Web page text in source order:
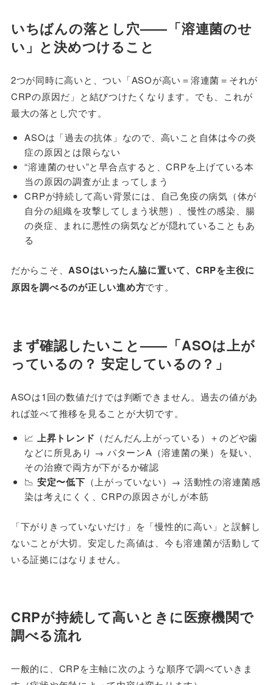
いちばんの落とし穴——「溶連菌のせ
い」と決めつけること
2つが同時に高いと、つい「ASOが高い＝溶連菌＝それが
CRPの原因だ」と結びつけたくなります。でも、これが
最大の落とし穴です。
ASOは「過去の抗体」なので、高いこと自体は今の炎
症の原因とは限らない
“溶連菌のせい”と早合点すると、CRPを上げている本
当の原因の調査が止まってしまう
CRPが持続して高い背景には、自己免疫の病気（体が
自分の組織を攻撃してしまう状態）、慢性の感染、腸
の炎症、まれに悪性の病気などが隠れていることもあ
る
だからこそ、 ASOはいったん脇に置いて、CRPを主役に
原因を調べるのが正しい進め方です。
まず確認したいこと——「ASOは上が
っているの？ 安定しているの？」
ASOは1回の数値だけでは判断できません。過去の値があ
れば並べて推移を見ることが大切です。
📈 上昇トレンド （だんだん上がっている）＋のどや歯
などに所見あり → パターンA（溶連菌の巣）を疑い、
その治療で両方が下がるか確認
📉 安定〜低下 （上がっていない）→ 活動性の溶連菌感
染は考えにくく、CRPの原因さがしが本筋
「下がりきっていないだけ」を「慢性的に高い」と誤解し
ないことが大切。安定した高値は、今も溶連菌が活動して
いる証拠にはなりません。
CRPが持続して高いときに医療機関で
調べる流れ
一般的に、CRPを主軸に次のような順序で調べていきま